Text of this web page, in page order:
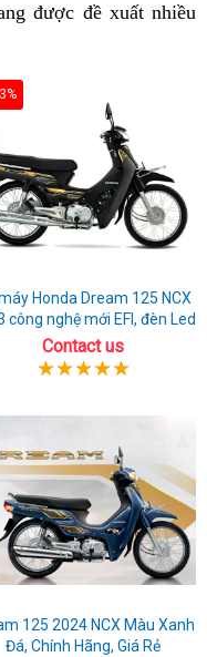
được đề xuất nhiều
Honda Dream 125 NCX
công nghệ mới EFI, đèn Led
Contact us
125 2024 NCX Màu Xanh
Đá, Chính Hãng, Giá Rẻ